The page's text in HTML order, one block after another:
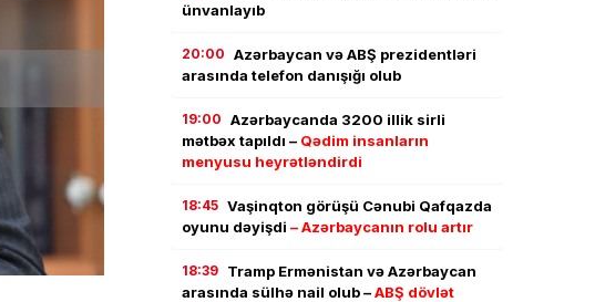
ünvanlayıb
20:00 Azərbaycan və ABŞ prezidentləri
arasında telefon danışığı olub
19:00 Azərbaycanda 3200 illik sirli
mətbəx tapıldı – Qədim insanların
menyusu heyrətləndirdi
18:45 Vaşinqton görüşü Cənubi Qafqazda
oyunu dəyişdi – Azərbaycanın rolu artır
18:39 Tramp Ermənistan və Azərbaycan
arasında sülhə nail olub –ABŞ dövlət